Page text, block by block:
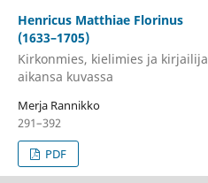
Henricus Matthiae Florinus
(1633–1705)
Kirkonmies, kielimies ja kirjailija
aikansa kuvassa
Merja Rannikko
291–392
PDF